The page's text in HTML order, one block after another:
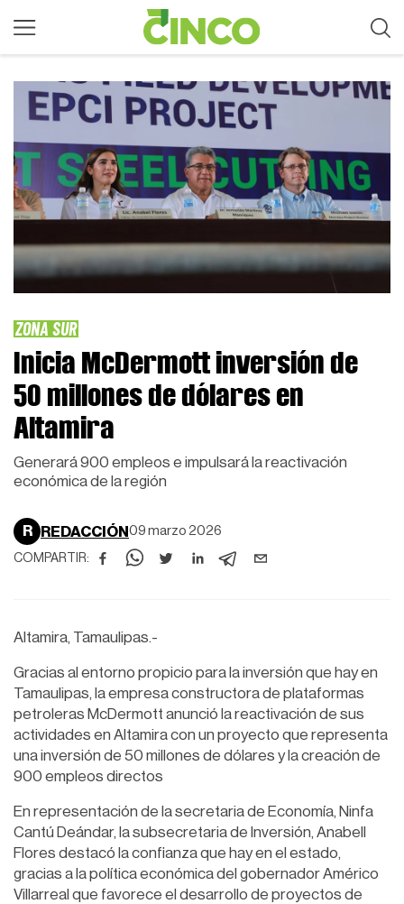
ZONA SUR
Inicia McDermott inversión de
50 millones de dólares en
Altamira
Generará 900 empleos e impulsará la reactivación
económica de la región
R REDACCIÓN 09 marzo 2026
COMPARTIR:
Altamira, Tamaulipas.-
Gracias al entorno propicio para la inversión que hay en
Tamaulipas, la empresa constructora de plataformas
petroleras McDermott anunció la reactivación de sus
actividades en Altamira con un proyecto que representa
una inversión de 50 millones de dólares y la creación de
900 empleos directos
En representación de la secretaria de Economía, Ninfa
Cantú Deándar, la subsecretaria de Inversión, Anabell
Flores destacó la confianza que hay en el estado,
gracias a la política económica del gobernador Américo
Villarreal que favorece el desarrollo de proyectos de